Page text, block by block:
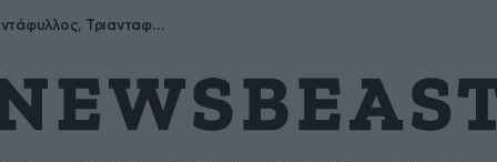
Μύρων, Τριαντάφυλλος, Τριανταφυλλιά, Φυλλιώ, Ρόζα